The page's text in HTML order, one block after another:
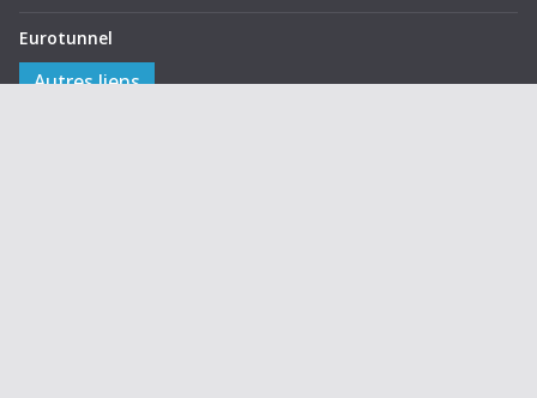
Eurotunnel
Autres liens